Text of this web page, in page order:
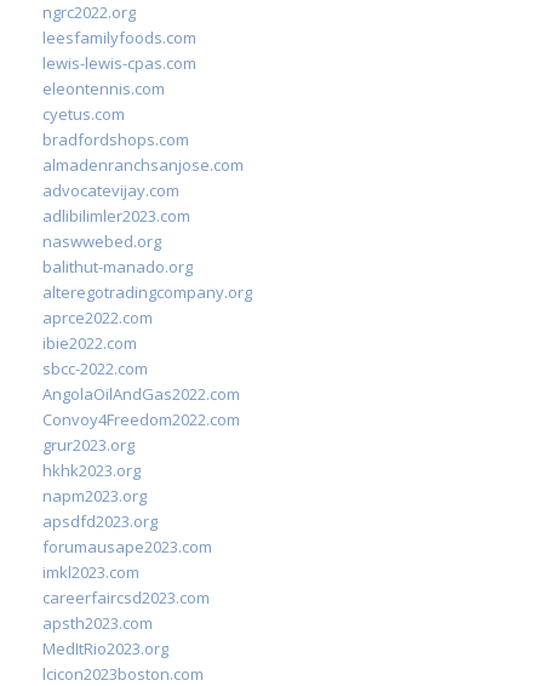
ngrc2022.org
leesfamilyfoods.com
lewis-lewis-cpas.com
eleontennis.com
cyetus.com
bradfordshops.com
almadenranchsanjose.com
advocatevijay.com
adlibilimler2023.com
naswwebed.org
balithut-manado.org
alteregotradingcompany.org
aprce2022.com
ibie2022.com
sbcc-2022.com
AngolaOilAndGas2022.com
Convoy4Freedom2022.com
grur2023.org
hkhk2023.org
napm2023.org
apsdfd2023.org
forumausape2023.com
imkl2023.com
careerfaircsd2023.com
apsth2023.com
MedItRio2023.org
lcicon2023boston.com